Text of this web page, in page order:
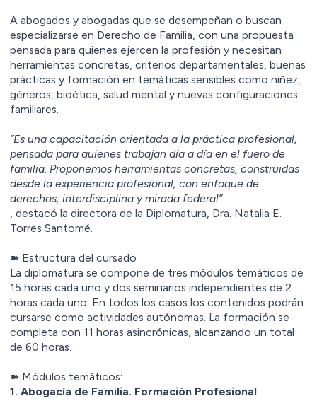
A abogados y abogadas que se desempeñan o buscan
especializarse en Derecho de Familia, con una propuesta
pensada para quienes ejercen la profesión y necesitan
herramientas concretas, criterios departamentales, buenas
prácticas y formación en temáticas sensibles como niñez,
géneros, bioética, salud mental y nuevas configuraciones
familiares.
⁠“Es una capacitación orientada a la práctica profesional,
pensada para quienes trabajan día a día en el fuero de
familia. Proponemos herramientas concretas, construidas
desde la experiencia profesional, con enfoque de
derechos, interdisciplina y mirada federal”
, destacó la directora de la Diplomatura, Dra. Natalia E.
Torres Santomé.
➽ Estructura del cursado
La diplomatura se compone de tres módulos temáticos de
15 horas cada uno y dos seminarios independientes de 2
horas cada uno. En todos los casos los contenidos podrán
cursarse como actividades autónomas. La formación se
completa con 11 horas asincrónicas, alcanzando un total
de 60 horas.
➽ Módulos temáticos:
1.⁠ ⁠Abogacía de Familia. Formación Profesional